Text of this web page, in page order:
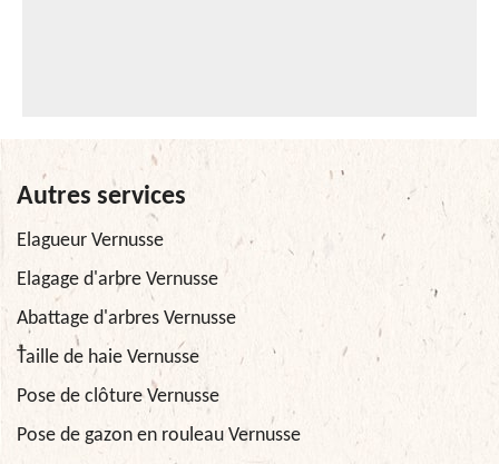
Autres services
Elagueur Vernusse
Elagage d'arbre Vernusse
Abattage d'arbres Vernusse
Taille de haie Vernusse
Pose de clôture Vernusse
Pose de gazon en rouleau Vernusse